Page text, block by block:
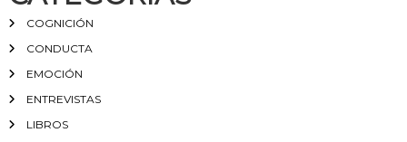
COGNICIÓN
CONDUCTA
EMOCIÓN
ENTREVISTAS
LIBROS